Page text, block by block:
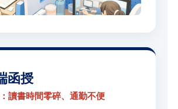
函授
讀書時間零碎、通勤不便